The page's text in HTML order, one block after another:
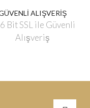
ALIŞVERİŞ
Bit SSL ile Güvenli
Alışveriş